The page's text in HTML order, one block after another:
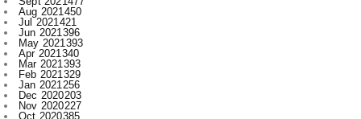
Apr 2021340
Mar 2021393
Feb 2021329
Jan 2021256
Dec 2020203
Nov 2020227
Oct 2020385
Sept 2020533
Aug 2020284
Jul 2020166
Jun 20201